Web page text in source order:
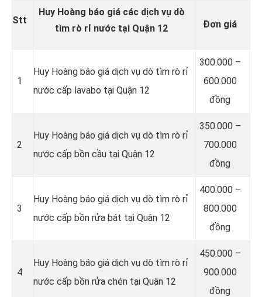
Stt
Huy Hoàng báo giá các dịch vụ dò
tìm rò rỉ nước tại Quận 12
Đơn giá
1
Huy Hoàng báo giá dịch vụ dò tìm rò rỉ
nước cấp lavabo tại Quận 12
300.000 –
600.000
đồng
2
Huy Hoàng báo giá dịch vụ dò tìm rò rỉ
nước cấp bồn cầu tại Quận 12
350.000 –
700.000
đồng
3
Huy Hoàng báo giá dịch vụ dò tìm rò rỉ
nước cấp bồn rửa bát tại Quận 12
400.000 –
800.000
đồng
4
Huy Hoàng báo giá dịch vụ dò tìm rò rỉ
nước cấp bồn rửa chén tại Quận 12
450.000 –
900.000
đồng